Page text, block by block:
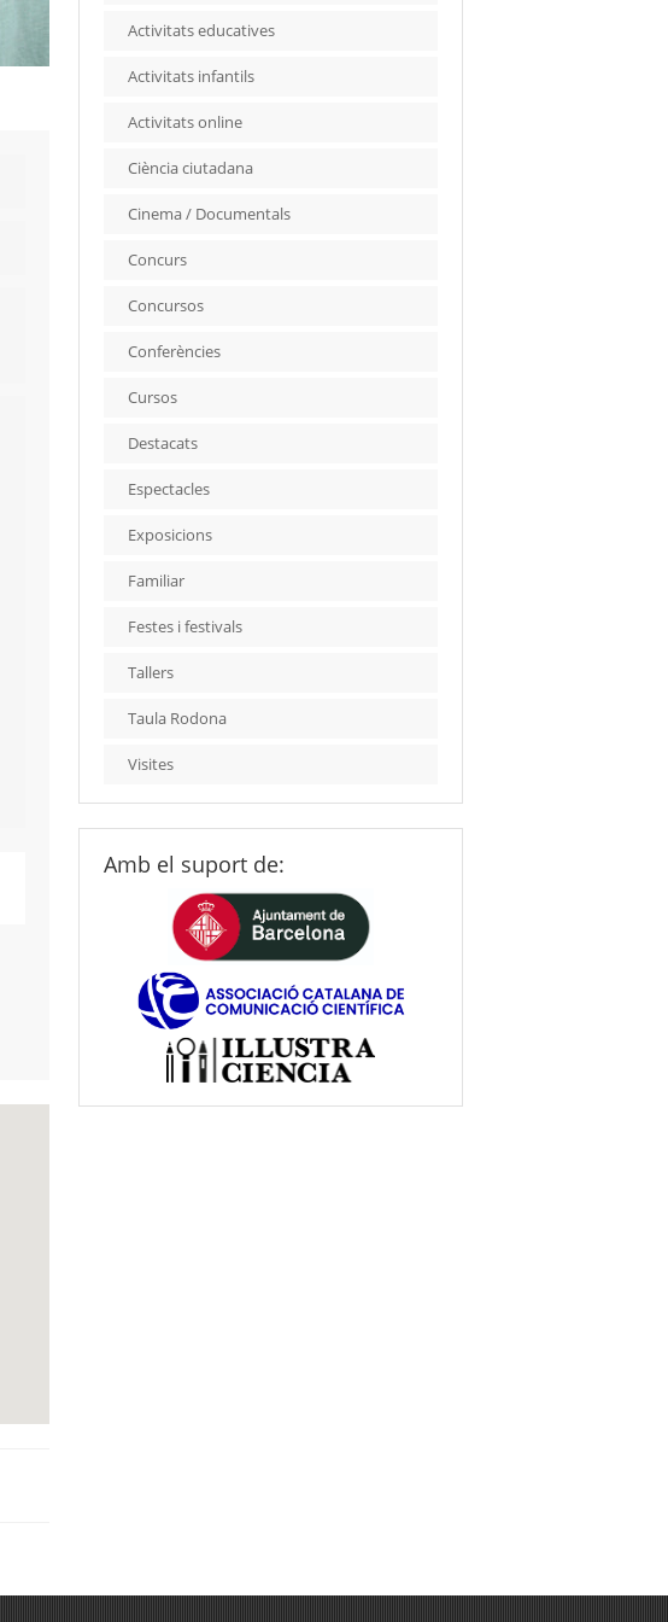
Activitats educatives
Activitats infantils
Activitats online
Ciència ciutadana
Cinema / Documentals
Concurs
Concursos
Conferències
Cursos
Destacats
Espectacles
Exposicions
Familiar
Festes i festivals
Tallers
Taula Rodona
Visites
Amb el suport de: